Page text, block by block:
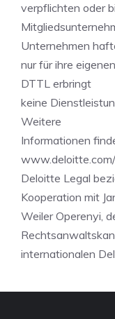
verpflichten oder
Unternehmen
nur für ihre
DTTL erbringt
keine
Weitere
Informationen
Deloitte Legal
Kooperation mit
Weiler Operenyi,
internationalen